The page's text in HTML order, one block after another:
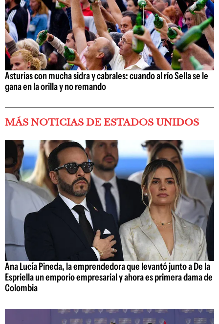
Asturias con mucha sidra y cabrales: cuando al río Sella se le
gana en la orilla y no remando
MÁS NOTICIAS DE ESTADOS UNIDOS
Ana Lucía Pineda, la emprendedora que levantó junto a De la
Espriella un emporio empresarial y ahora es primera dama de
Colombia